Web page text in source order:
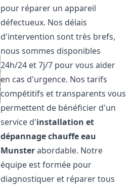
pour réparer un appareil
défectueux. Nos délais
d'intervention sont très brefs,
nous sommes disponibles
24h/24 et 7j/7 pour vous aider
en cas d'urgence. Nos tarifs
compétitifs et transparents vous
permettent de bénéficier d'un
service d'installation et
dépannage chauffe eau
Munsterabordable. Notre
équipe est formée pour
diagnostiquer et réparer tous